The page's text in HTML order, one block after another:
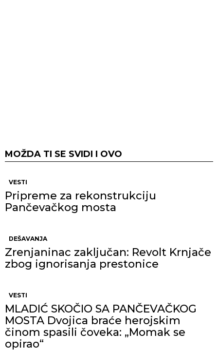
MOŽDA TI SE SVIDI I OVO
VESTI
Pripreme za rekonstrukciju
Pančevačkog mosta
DEŠAVANJA
Zrenjaninac zaključan: Revolt Krnjače
zbog ignorisanja prestonice
VESTI
MLADIĆ SKOČIO SA PANČEVAČKOG
MOSTA Dvojica braće herojskim
činom spasili čoveka: „Momak se
opirao“